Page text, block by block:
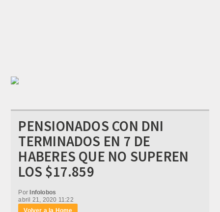
PENSIONADOS CON DNI
TERMINADOS EN 7 DE
HABERES QUE NO SUPEREN
LOS $17.859
Por Infolobos
abril 21, 2020 11:22
Volver a la Home